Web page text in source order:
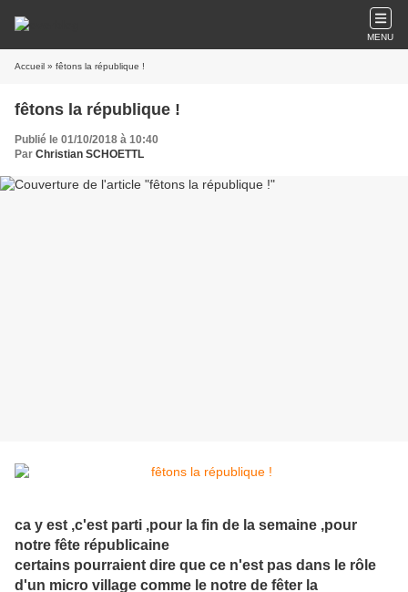
MENU
Accueil » fêtons la république !
fêtons la république !
Publié le 01/10/2018 à 10:40
Par Christian SCHOETTL
ca y est ,c'est parti ,pour la fin de la semaine ,pour
notre fête républicaine
certains pourraient dire que ce n'est pas dans le rôle
d'un micro village comme le notre de fêter la